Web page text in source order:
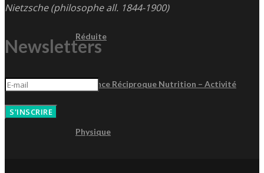
Réduite
Influence Réciproque Nutrition – Activité
Physique
Nietzsche (philosophe all. 1844-1900)
Newsletters
S'INSCRIRE